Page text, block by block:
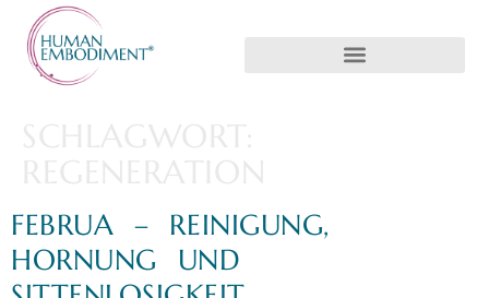
FEBRUA – REINIGUNG,
HORNUNG UND